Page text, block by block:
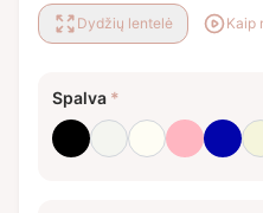
Dydžių lentelė Kaip
Spalva *
JuodaOptinė balta
Pieno balta
Rausva